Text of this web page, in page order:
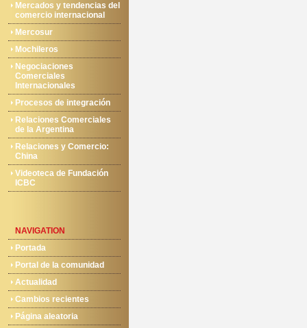
Mercados y tendencias del
comercio internacional
Mercosur
Mochileros
Negociaciones
Comerciales
Internacionales
Procesos de integración
Relaciones Comerciales
de la Argentina
Relaciones y Comercio:
China
Videoteca de Fundación
ICBC
NAVIGATION
Portada
Portal de la comunidad
Actualidad
Cambios recientes
Página aleatoria